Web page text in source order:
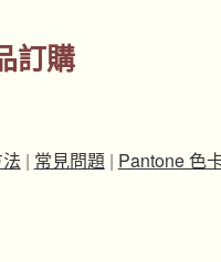
訂購
| 常見問題| Pantone 色